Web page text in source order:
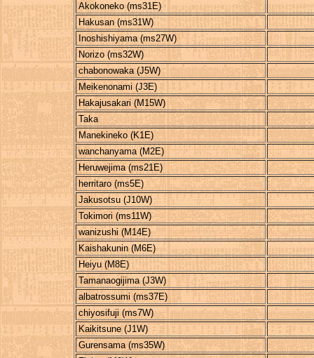
Akokoneko (ms31E)
Hakusan (ms31W)
Inoshishiyama (ms27W)
Norizo (ms32W)
chabonowaka (J5W)
Meikenonami (J3E)
Hakajusakari (M15W)
Taka
Manekineko (K1E)
wanchanyama (M2E)
Heruwejima (ms21E)
herritaro (ms5E)
Jakusotsu (J10W)
Tokimori (ms11W)
wanizushi (M14E)
Kaishakunin (M6E)
Heiyu (M8E)
Tamanaogijima (J3W)
albatrossumi (ms37E)
chiyosifuji (ms7W)
Kaikitsune (J1W)
Gurensama (ms35W)